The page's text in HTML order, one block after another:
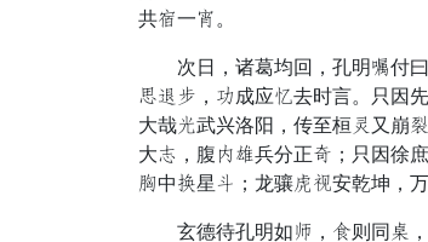
共宿一旧。
次日，诸葛均回，孔明断付曰
醒阶布，琴成应通去时言。只因
大哉结武兴洛阳，传至桓怒又崩
大游，腹壶粮兵分正塞；只因徐
孝中改星虽；龙骧欣议安乾坤，
玄德待孔明如务，忍则同画，